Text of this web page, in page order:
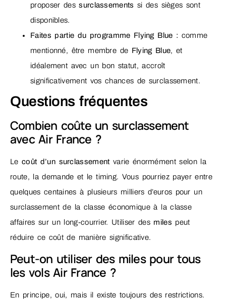
proposer dessurclassements si des sièges sont
disponibles.
Faites partie du programme Flying Blue : comme
mentionné, être membre de Flying Blue, et
idéalement avec un bon statut, accroît
significativement vos chances de surclassement.
Questions fréquentes
Combien coûte un surclassement
avec Air France ?
Lecoût d’un surclassement varie énormément selon la
route, la demande et le timing. Vous pourriez payer entre
quelques centaines à plusieurs milliers d’euros pour un
surclassement de la classe économique à la classe
affaires sur un long-courrier. Utiliser des miles peut
réduire ce coût de manière significative.
Peut-on utiliser des miles pour tous
les vols Air France ?
En principe, oui, mais il existe toujours des restrictions.